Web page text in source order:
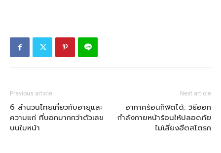
Previous article
6 สำนวนไทยเกี่ยวกับอายุและ
ความแก่ ที่บอกมากกว่าตัวเลข
บนใบหน้า
Next article
อากาศร้อนก็ฟิตได้: วิธีออก
กำลังกายหน้าร้อนให้ปลอดภัย
ไม่เสี่ยงฮีตสโตรก